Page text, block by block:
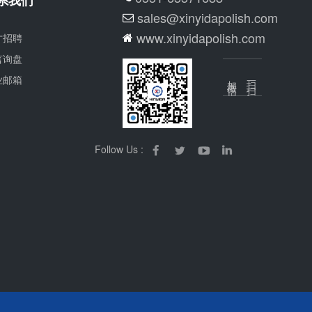
招聘
询盘
箱
sales@xinyidapolish.com
www.xinyidapolish.com
Follow Us :